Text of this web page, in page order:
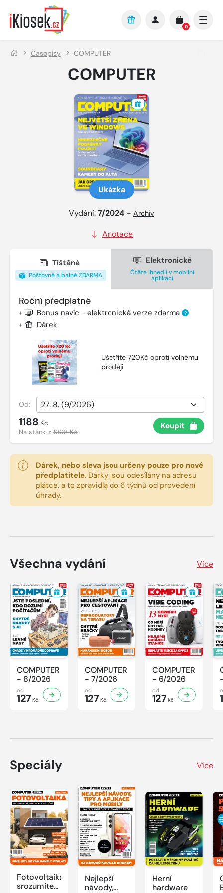
Přejít na hlavní obsah
0
Časopisy COMPUTER
COMPUTER
Ukázka
Vydání:7/2024 – Archiv
Anotace
Tištěné
Poštovné a balné ZDARMA
Elektronické
Čtěte ihned i v mobilní
aplikaci
Roční předplatné
+ Bonus navíc - elektronická verze zdarma ?
+ Dárek
Ušetříte 720Kč oproti volnému
prodeji
Od:
1188 Kč
Na stánku:1908 Kč
Koupit
Dárek, nebo sleva jsou určeny pouze pro nové
předplatitele. Dárky jsou odesílány na adresu
plátce, a to zpravidla do 6 týdnů od provedení
úhrady.
Všechna vydání Více
COMPUTER
- 8/2026
od
127Kč
COMPUTER
- 7/2026
od
127Kč
COMPUTER
- 6/2026
od
127 Kč
Speciály Více
Fotovoltaika:
srozumitelně,
Nejlepší
návody,
Herní
hardware